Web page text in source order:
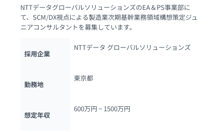
NTTデータグローバルソリューションズのEA＆PS事業部に
て、SCM/DX視点による製造業次期基幹業務領域構想策定ジュ
ニアコンサルタントを募集しています。
採用企業
NTTデータ グローバルソリューションズ
勤務地
東京都
想定年収
600万円 ~ 1500万円